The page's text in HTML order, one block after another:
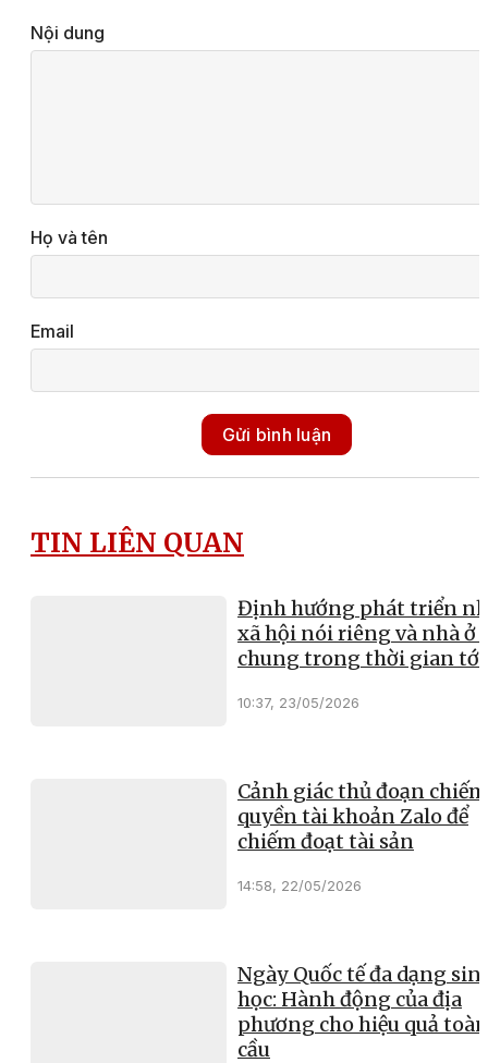
Nội dung
Họ và tên
Email
Gửi bình luận
TIN LIÊN QUAN
Định hướng phát triển
xã hội nói riêng và nhà ở
chung trong thời gian tới
10:37, 23/05/2026
Cảnh giác thủ đoạn chiếm
quyền tài khoản Zalo để
chiếm đoạt tài sản
14:58, 22/05/2026
Ngày Quốc tế đa dạng
học: Hành động của địa
phương cho hiệu quả toàn
cầu